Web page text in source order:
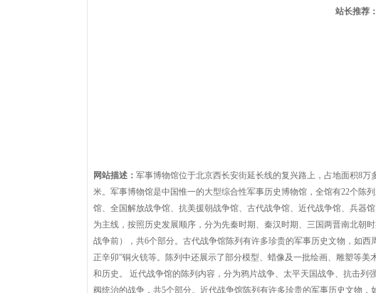
站长推荐：
网站描述： 军事博物馆位于北京西长安街延长线的复兴路上，占地面积8
米。军事博物馆是中国惟一的大型综合性军事历史博物馆，全馆有22个陈
馆、全国解放战争馆、抗美援朝战争馆、古代战争馆、近代战争馆、兵器
为主线，按照历史发展顺序，分为先秦时期、秦汉时期、三国两晋南北朝
战争前），共6个部分。古代战争馆陈列有许多珍贵的军事历史文物，如西
正辛卯”铜火铳等。陈列中还展示了部分模型、蜡像及一批绘画、雕塑等
和历史。 近代战争馆的陈列内容，分为鸦片战争、太平天国战争、抗击列
阀统治的战争，共5个部分。近代战争馆陈列有许多珍贵的军事历史文物